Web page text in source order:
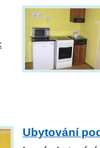
Ubytování